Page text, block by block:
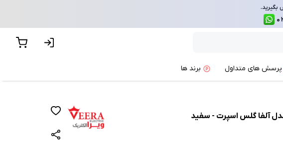
بگیرید.
پرسش های متداول برند ها
مدل آلفا گلس اسپرت - سفید